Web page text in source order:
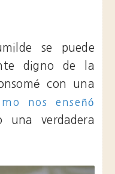
se puede
digno de la
con una
nos enseñó
una verdadera